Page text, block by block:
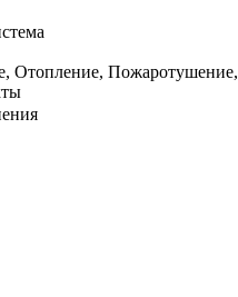
Отопление, Пожаротушение,